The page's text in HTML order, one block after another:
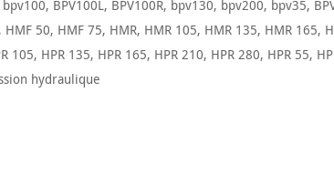
bpv100, BPV100L, BPV100R, bpv130, bpv200, bpv35,
, HMF 50, HMF 75, HMR, HMR 105, HMR 135, HMR 165,
105, HPR 135, HPR 165, HPR 210, HPR 280, HPR 55,
hydraulique